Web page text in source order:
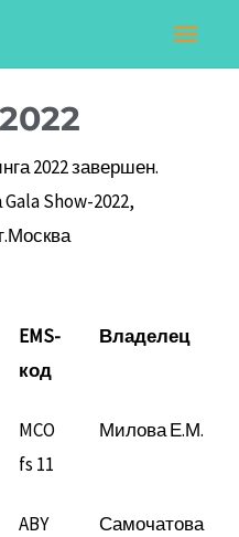
2022 завершен.
Show-2022,
EMS-
код
Владелец
MCO
fs 11
Милова Е.М.
ABY
Самочатова